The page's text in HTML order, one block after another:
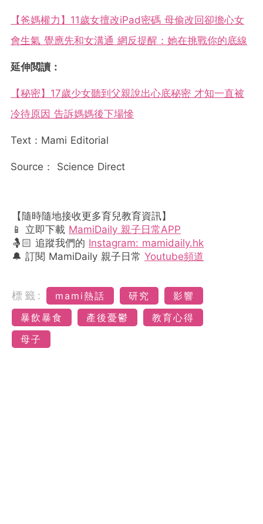
【爸媽權力】11歲女擅改iPad密碼 母偷改回卻擔心女
會生氣 覺應先和女溝通 網反提醒：她在挑戰你的底線
延伸閲讀：
【秘密】17歲少女聽到父親說出心底秘密 才知一直被
冷待原因 告訴媽媽後下場慘
Text：Mami Editorial
Source： Science Direct
【隨時隨地接收更多育兒教育資訊】
📱 立即下載 MamiDaily 親子日常APP
🤱🏻 追蹤我們的 Instagram: mamidaily.hk
🔔 訂閱 MamiDaily 親子日常 Youtube頻道
標籤: mami熱話 研究
影響
暴飲暴食
產後憂鬱
教育心得
母子